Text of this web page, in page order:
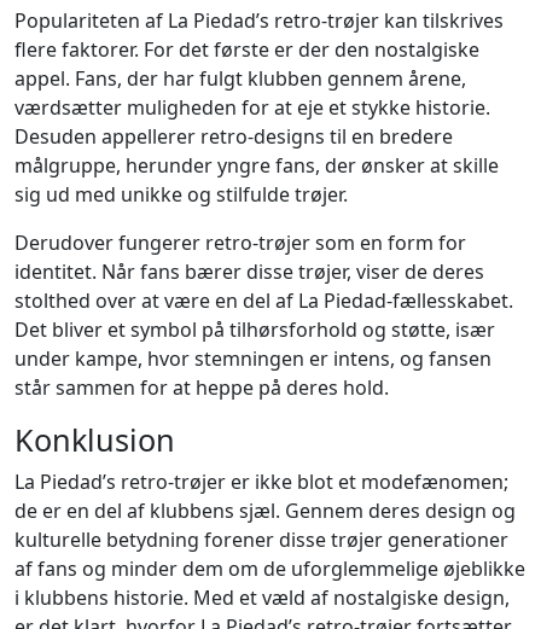
Populariteten af La Piedad’s retro-trøjer kan tilskrives
flere faktorer. For det første er der den nostalgiske
appel. Fans, der har fulgt klubben gennem årene,
værdsætter muligheden for at eje et stykke historie.
Desuden appellerer retro-designs til en bredere
målgruppe, herunder yngre fans, der ønsker at skille
sig ud med unikke og stilfulde trøjer.
Derudover fungerer retro-trøjer som en form for
identitet. Når fans bærer disse trøjer, viser de deres
stolthed over at være en del af La Piedad-fællesskabet.
Det bliver et symbol på tilhørsforhold og støtte, især
under kampe, hvor stemningen er intens, og fansen
står sammen for at heppe på deres hold.
Konklusion
La Piedad’s retro-trøjer er ikke blot et modefænomen;
de er en del af klubbens sjæl. Gennem deres design og
kulturelle betydning forener disse trøjer generationer
af fans og minder dem om de uforglemmelige øjeblikke
i klubbens historie. Med et væld af nostalgiske design,